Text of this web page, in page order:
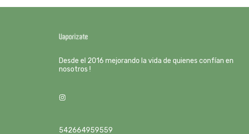
Desde el 2016 mejorando la vida de quienes confían en
nosotros !
542664959559